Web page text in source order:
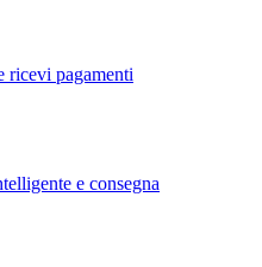
ricevi pagamenti
e consegna